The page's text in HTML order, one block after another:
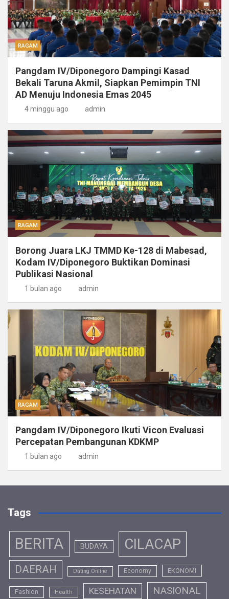
RAGAM
Pangdam IV/Diponegoro Dampingi Kasad
Bekali Taruna Akmil, Siapkan Pemimpin TNI
AD Menuju Indonesia Emas 2045
4 minggu ago admin
RAGAM
Borong Juara LKJ TMMD Ke-128 di Mabesad,
Kodam IV/Diponegoro Buktikan Dominasi
Publikasi Nasional
1 bulan ago admin
RAGAM
Pangdam IV/Diponegoro Ikuti Vicon Evaluasi
Percepatan Pembangunan KDKMP
1 bulan ago admin
Tags
BERITA BUDAYA CILACAP
DAERAH Dating Online Economy EKONOMI
Fashion Health KESEHATAN NASIONAL